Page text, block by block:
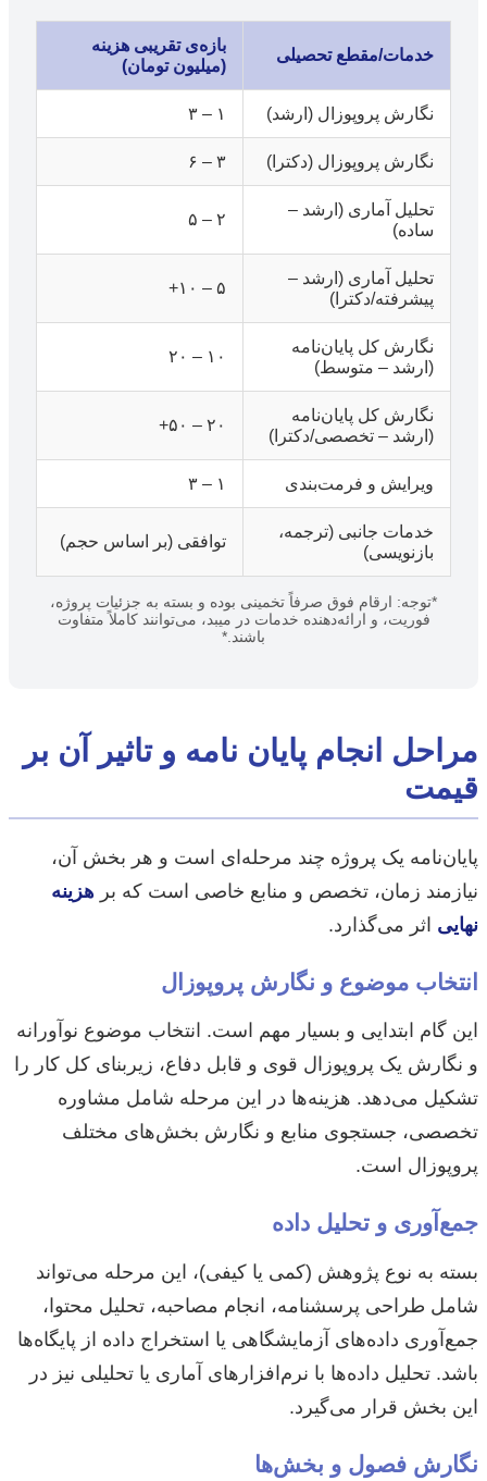
خدمات/مقطع تحصیلی
بازه‌ی تقریبی هزینه
(میلیون تومان)
نگارش پروپوزال (ارشد) ۱ – ۳
نگارش پروپوزال (دکترا) ۳ – ۶
تحلیل آماری (ارشد –
ساده)
۲ – ۵
تحلیل آماری (ارشد –
پیشرفته/دکترا)
۵ – ۱۰+
نگارش کل پایان‌نامه
(ارشد – متوسط)
۱۰ – ۲۰
نگارش کل پایان‌نامه
(ارشد – تخصصی/دکترا)
۲۰ – ۵۰+
ویرایش و فرمت‌بندی ۱ – ۳
خدمات جانبی (ترجمه،
بازنویسی)
توافقی (بر اساس حجم)
*توجه: ارقام فوق صرفاً تخمینی بوده و بسته به جزئیات پروژه،
فوریت، و ارائه‌دهنده خدمات در میبد، می‌توانند کاملاً متفاوت
باشند.*
مراحل انجام پایان نامه و تاثیر آن بر
قیمت
پایان‌نامه یک پروژه چند مرحله‌ای است و هر بخش آن،
نیازمند زمان، تخصص و منابع خاصی است که بر هزینه
نهایی اثر می‌گذارد.
انتخاب موضوع و نگارش پروپوزال
این گام ابتدایی و بسیار مهم است. انتخاب موضوع نوآورانه
و نگارش یک پروپوزال قوی و قابل دفاع، زیربنای کل کار را
تشکیل می‌دهد. هزینه‌ها در این مرحله شامل مشاوره
تخصصی، جستجوی منابع و نگارش بخش‌های مختلف
پروپوزال است.
جمع‌آوری و تحلیل داده
بسته به نوع پژوهش (کمی یا کیفی)، این مرحله می‌تواند
شامل طراحی پرسشنامه، انجام مصاحبه، تحلیل محتوا،
جمع‌آوری داده‌های آزمایشگاهی یا استخراج داده از پایگاه‌ها
باشد. تحلیل داده‌ها با نرم‌افزارهای آماری یا تحلیلی نیز در
این بخش قرار می‌گیرد.
نگارش فصول و بخش‌ها